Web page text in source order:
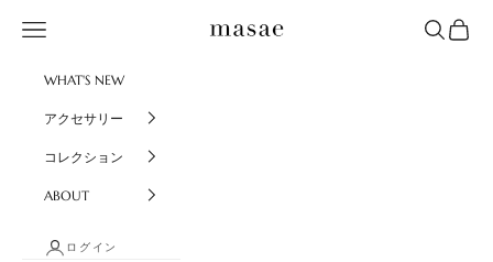
masae
メニュー 検索 カート
WHAT'S NEW
アクセサリー
コレクション
ABOUT
ログイン